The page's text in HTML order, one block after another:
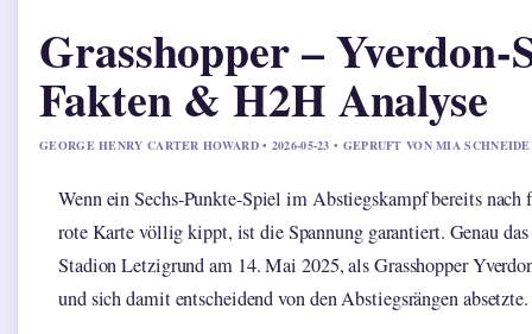
Grasshopper –
Fakten & H2H Analyse
GEORGE HENRY CARTER HOWARD • 2026-05-23 • GEPRUFT VON MIA
Wenn ein Sechs-Punkte-Spiel im Abstiegskampf bereits
rote Karte völlig kippt, ist die Spannung garantiert. Genau
Stadion Letzigrund am 14. Mai 2025, als Grasshopper
und sich damit entscheidend von den Abstiegsrängen absetzte.